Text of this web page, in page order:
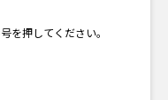
を押してください。